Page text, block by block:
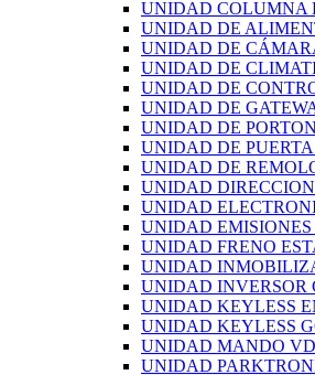
UNIDAD COLUMNA
UNIDAD DE
UNIDAD DE
UNIDAD DE
UNIDAD DE
UNIDAD DE
UNIDAD DE PORTON
UNIDAD DE PUERTA
UNIDAD DE
UNIDAD
UNIDAD
UNIDAD EMISIONES
UNIDAD FRENO
UNIDAD
UNIDAD INVERSOR
UNIDAD KEYLESS
UNIDAD KEYLESS
UNIDAD MANDO
UNIDAD